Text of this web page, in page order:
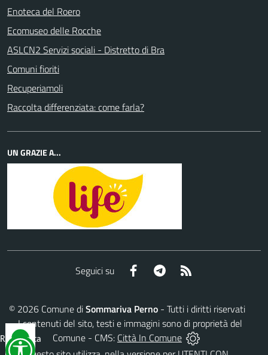
Enoteca del Roero
Ecomuseo delle Rocche
ASLCN2 Servizi sociali - Distretto di Bra
Comuni fioriti
Recuperiamoli
Raccolta differenziata: come farla?
UN GRAZIE A...
Seguici su Facebook Telegram
© 2026Comune diSommariva Perno- Tutti i diritti riservati
- I contenuti del sito, testi e immagini sono di proprietà del
Comune - CMS: Città In Comune
Reimposta
tutto